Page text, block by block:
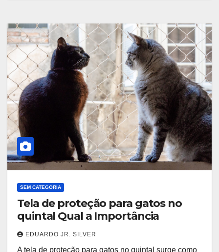
SEM CATEGORIA
Tela de proteção para gatos no
quintal Qual a Importância
EDUARDO JR. SILVER
A tela de proteção para gatos no quintal surge como